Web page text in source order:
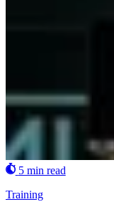
5 min read
Training